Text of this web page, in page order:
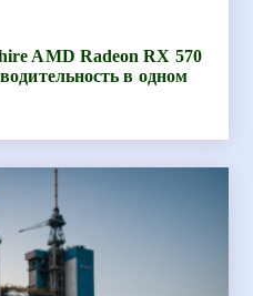
AMD Radeon RX 570
в одном